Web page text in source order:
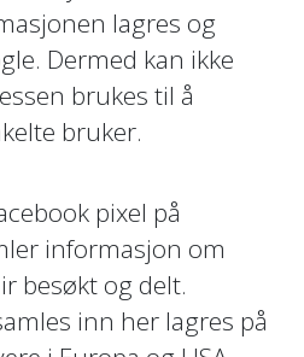
lagres og
Dermed kan ikke
brukes til å
bruker.
pixel på
informasjon om
besøkt og delt.
inn her lagres på